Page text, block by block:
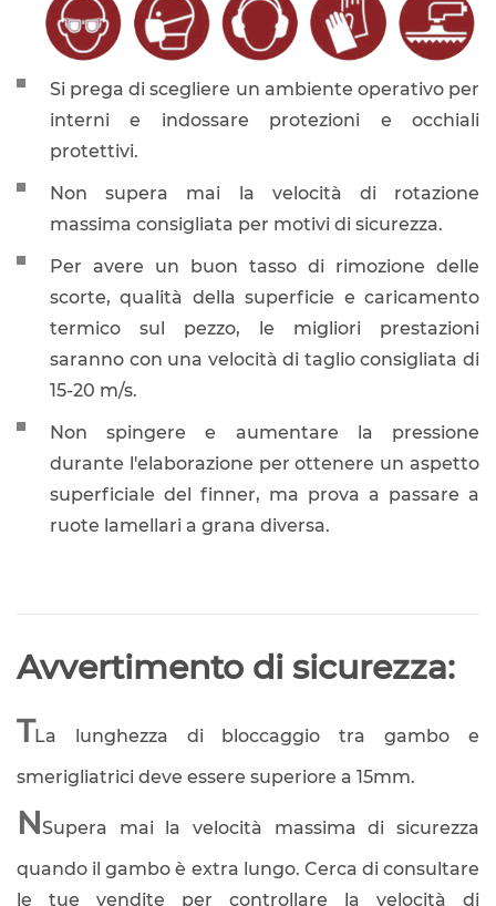
Si prega di scegliere un ambiente operativo per
interni e indossare protezioni e occhiali
protettivi.
Non supera mai la velocità di rotazione
massima consigliata per motivi di sicurezza.
Per avere un buon tasso di rimozione delle
scorte, qualità della superficie e caricamento
termico sul pezzo, le migliori prestazioni
saranno con una velocità di taglio consigliata di
15-20 m/s.
Non spingere e aumentare la pressione
durante l'elaborazione per ottenere un aspetto
superficiale del finner, ma prova a passare a
ruote lamellari a grana diversa.
Avvertimento di sicurezza:
TLa lunghezza di bloccaggio tra gambo e
smerigliatrici deve essere superiore a 15mm.
NSupera mai la velocità massima di sicurezza
quando il gambo è extra lungo. Cerca di consultare
le tue vendite per controllare la velocità di